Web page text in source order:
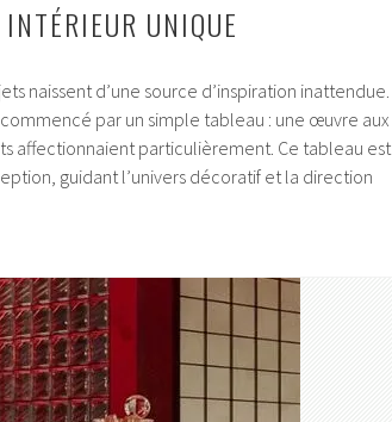
UNIQUE
naissent d’une source d’inspiration inattendue.
par un simple tableau : une œuvre aux
affectionnaient particulièrement. Ce tableau est
guidant l’univers décoratif et la direction